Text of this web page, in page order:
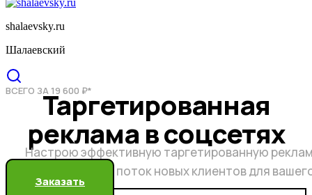
shalaevsky.ru
Шалаевский
ВСЕГО ЗА 19 600 ₽*
Таргетированная
реклама в соцсетях
Настрою эффективную таргетированную
бесконечный поток новых клиентов для
Заказать